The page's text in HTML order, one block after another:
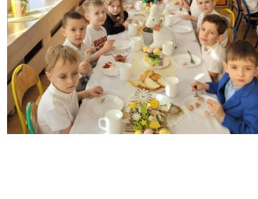
2025/2026